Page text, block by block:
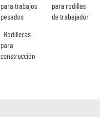
para trabajos
pesados
para rodillas
de trabajador
Rodilleras
para
construcción